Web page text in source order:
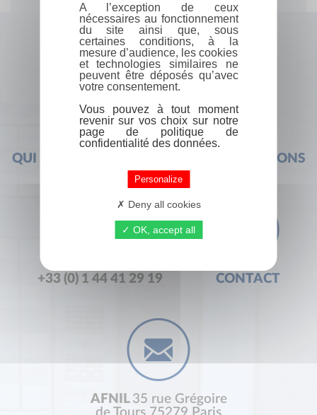
QUI SOMMES-NOUS ? FOIRE AUX QUESTIONS
+33 (0) 1 44 41 29 19 CONTACT
AFNIL 35 rue Grégoire
A l’exception de ceux
nécessaires au fonctionnement
du site ainsi que, sous
certaines conditions, à la
mesure d’audience, les cookies
et technologies similaires ne
peuvent être déposés qu’avec
votre consentement.
Vous pouvez à tout moment
revenir sur vos choix sur notre
page de politique de
confidentialité des données.
Personalize
Deny all cookies
OK, accept all